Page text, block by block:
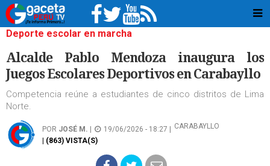
Deporte escolar en marcha
Alcalde Pablo Mendoza inaugura los
Juegos Escolares Deportivos en Carabayllo
Competencia reúne a estudiantes de cinco distritos de Lima
Norte.
POR JOSÉ M. 19/06/2026 - 18:27 |
CARABAYLLO
| (863) VISTA(S)